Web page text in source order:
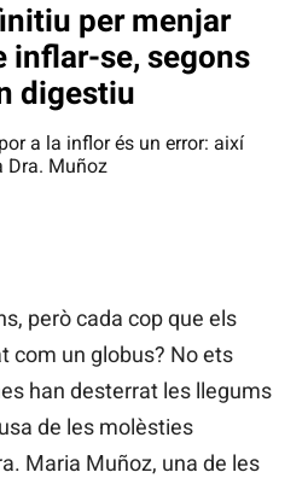
per menjar
inflar-se, segons
digestiu
a la inflor és un error: així
Dra. Muñoz
però cada cop que els
com un globus? No ets
han desterrat les llegums
de les molèsties
Maria Muñoz, una de les